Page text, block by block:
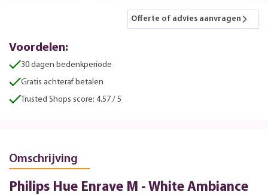
Offerte of advies aanvragen
Voordelen:
30 dagen bedenkperiode
Gratis achteraf betalen
Trusted Shops score: 4.57 / 5
Omschrijving
Philips Hue Enrave M - White Ambiance